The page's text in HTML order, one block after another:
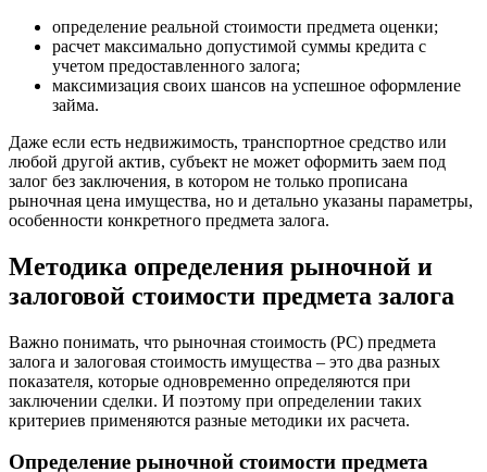
определение реальной стоимости предмета оценки;
расчет максимально допустимой суммы кредита с
учетом предоставленного залога;
максимизация своих шансов на успешное оформление
займа.
Даже если есть недвижимость, транспортное средство или
любой другой актив, субъект не может оформить заем под
залог без заключения, в котором не только прописана
рыночная цена имущества, но и детально указаны параметры,
особенности конкретного предмета залога.
Методика определения рыночной и
залоговой стоимости предмета залога
Важно понимать, что рыночная стоимость (РС) предмета
залога и залоговая стоимость имущества – это два разных
показателя, которые одновременно определяются при
заключении сделки. И поэтому при определении таких
критериев применяются разные методики их расчета.
Определение рыночной стоимости предмета